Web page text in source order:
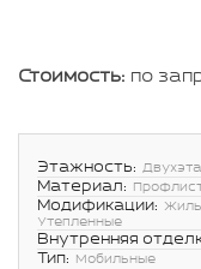
Стоимость: по
Этажность:
Материал:
Модификации:
Утепленные
Внутренняя
Тип: Мобильные